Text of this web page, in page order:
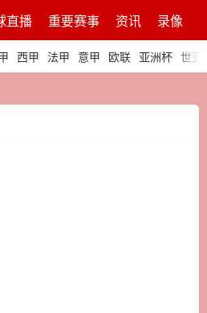
直播 重要赛事 资讯 录像
西甲 法甲 意甲 欧联 亚洲杯 世亚